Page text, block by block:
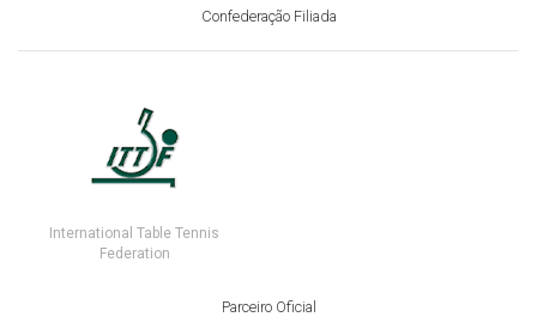
Confederação Filiada
International Table Tennis
Federation
Parceiro Oficial